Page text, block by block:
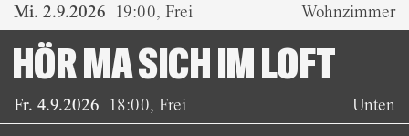
Mi. 2.9.2026 19:00,Frei Wohnzimmer
Fr. 4.9.2026 18:00,Frei
HÖR MA SICH IM LOFT
Unten